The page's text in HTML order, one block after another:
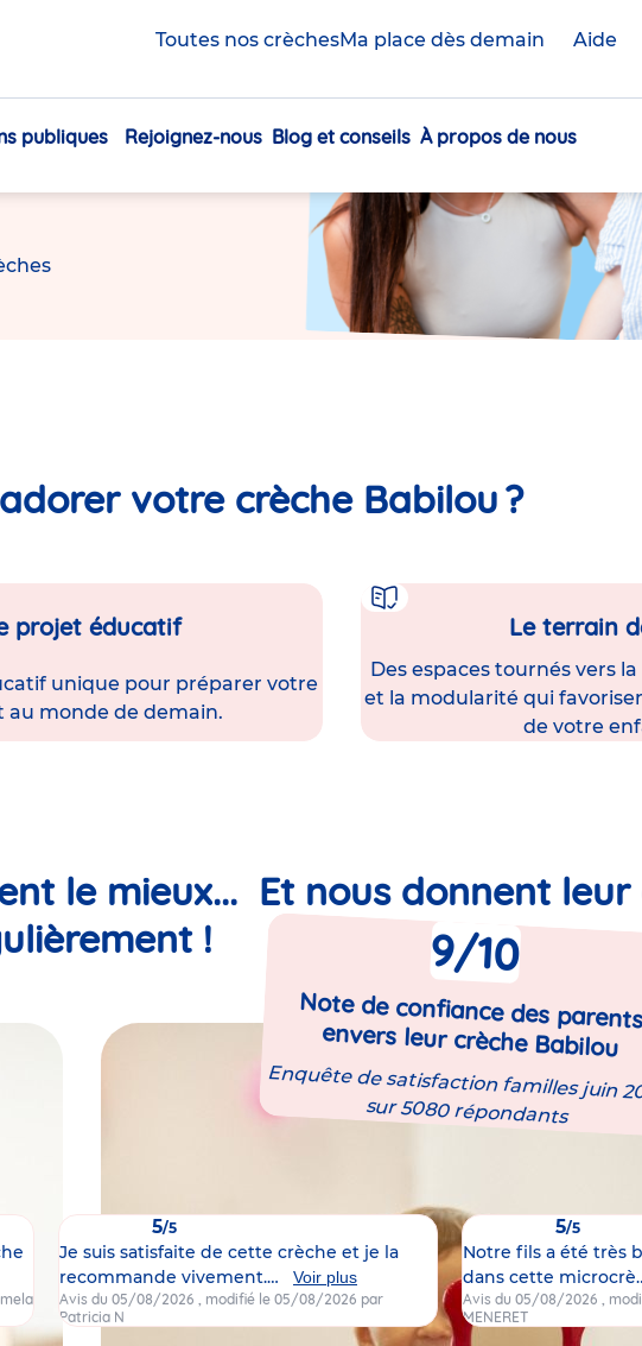
Toutes nos crèchesMa place dès demain Aide
Navigation
publiques Rejoignez-nous Blog et conseils À propos de nous
et
votre crèche Babilou ?
projet éducatif
unique pour préparer votre
au monde de demain.
Le terrain
Des espaces tournés vers
et la modularité qui
de votre
le mieux... Et nous donnent leur
!
9/10
Note de confiance des parents
envers leur crèche Babilou
Enquête de satisfaction familles juin
sur 5080 répondants
5/5
Je suis satisfaite de cette crèche et je la
recommande vivement.…
Voir plus
Avis du 05/08/2026 , modifié le 05/08/2026 par
Patricia N
5/5
Notre fils a été très
dans cette
Avis du 05/08/2026 ,
MENERET